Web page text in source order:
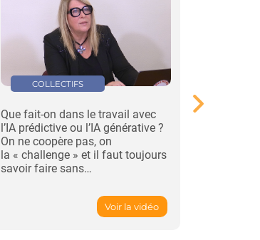
COLLECTIFS
Que fait-on dans le travail avec
l’IA prédictive ou l’IA générative ?
On ne coopère pas, on
la « challenge » et il faut toujours
savoir faire sans…
Voir la vidéo